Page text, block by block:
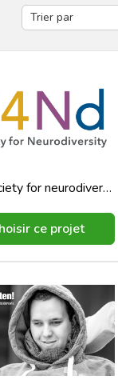
The society for neurodiversity
ce projet